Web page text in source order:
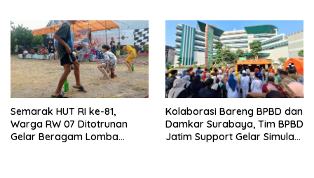
Semarak HUT RI ke-81,
Warga RW 07 Ditotrunan
Gelar Beragam Lomba
Kolaborasi Bareng BPBD dan
Damkar Surabaya, Tim BPBD
Jatim Support Gelar Simulasi